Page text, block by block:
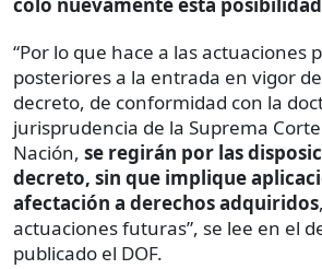
“Por lo que hace a las actuaciones
posteriores a la entrada en vigor
decreto, de conformidad con la
jurisprudencia de la Suprema
Nación, se regirán por las
decreto, sin que implique
afectación a derechos adquiridos
actuaciones futuras”, se lee en el
publicado el DOF.